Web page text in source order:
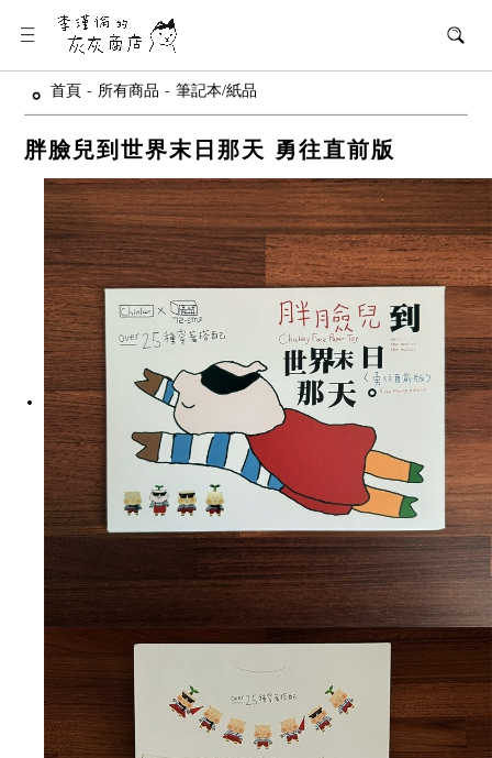
首頁 - 所有商品 - 筆記本/紙品
胖臉兒到世界末日那天 勇往直前版